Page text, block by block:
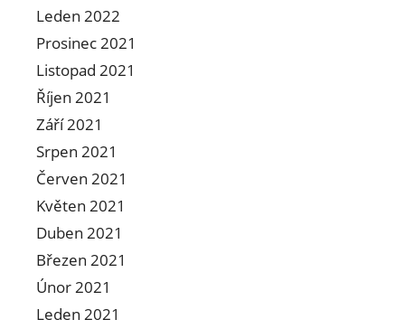
Leden 2022
Prosinec 2021
Listopad 2021
Říjen 2021
Září 2021
Srpen 2021
Červen 2021
Květen 2021
Duben 2021
Březen 2021
Únor 2021
Leden 2021